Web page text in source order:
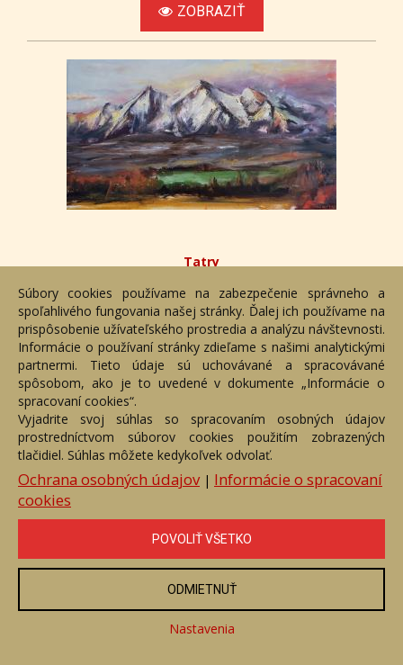
ZOBRAZIŤ
Tatry
Číslo položky: 167848
Voľný predaj
Cena:590 €
ZOBRAZIŤ
Taliansko
Súbory cookies používame na zabezpečenie správneho a
spoľahlivého fungovania našej stránky. Ďalej ich používame na
prispôsobenie užívateľského prostredia a analýzu návštevnosti.
Informácie o používaní stránky zdieľame s našimi analytickými
partnermi. Tieto údaje sú uchovávané a spracovávané
spôsobom, ako je to uvedené v dokumente „Informácie o
spracovaní cookies“.
Vyjadrite svoj súhlas so spracovaním osobných údajov
prostredníctvom súborov cookies použitím zobrazených
tlačidiel. Súhlas môžete kedykoľvek odvolať.
Ochrana osobných údajov| Informácie o spracovaní
cookies
POVOLIŤ VŠETKO
ODMIETNUŤ
Nastavenia